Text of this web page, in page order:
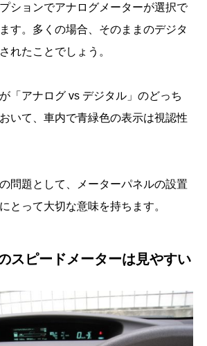
ションでアナログメーターが選択で
す。多くの場合、そのままのデジタ
れたことでしょう。
「アナログ vs デジタル」のどっち
いて、車内で青緑色の表示は視認性
問題として、メーターパネルの設置
とって大切な意味を持ちます。
スピードメーターは見やすい